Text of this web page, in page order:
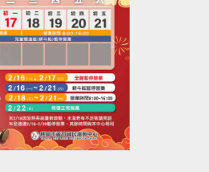
#112
網 :
zh_TW/news/pageID/1/
動中心